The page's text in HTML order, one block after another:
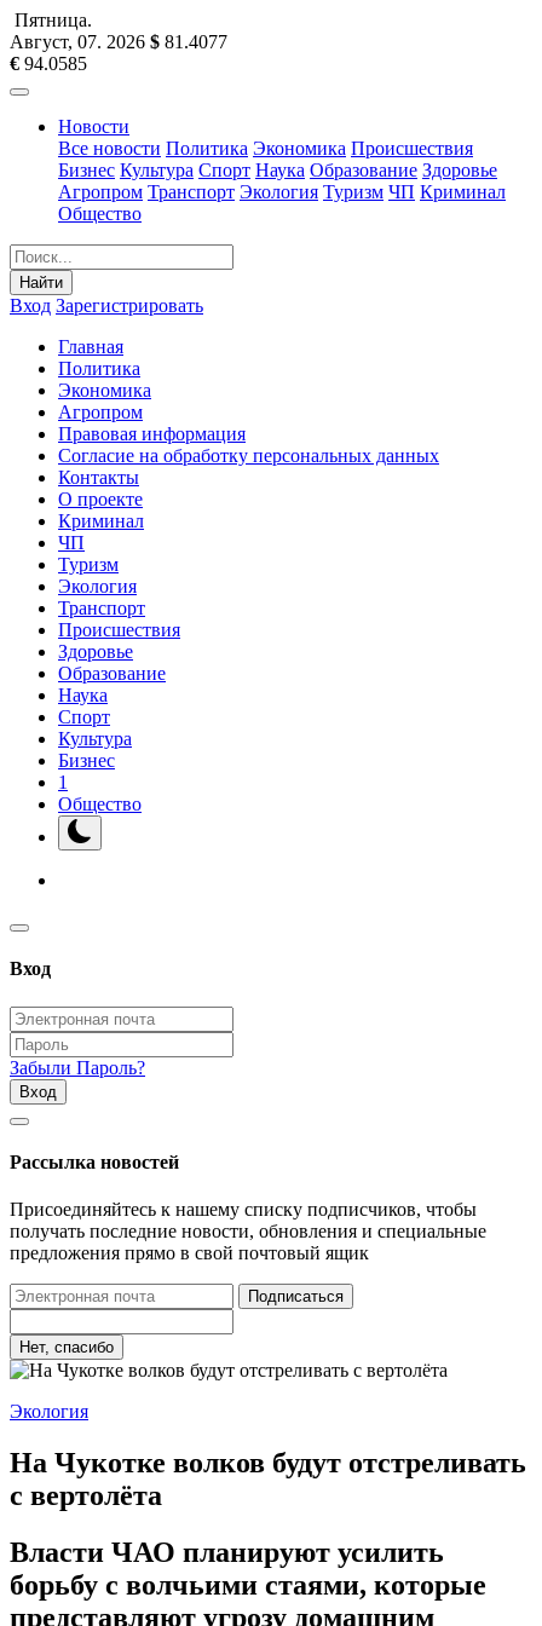
Пятница.
Август, 07. 2026 $ 81.4077
€ 94.0585
Новости
Все новости Политика Экономика Происшествия
Бизнес Культура Спорт Наука Образование Здоровье
Агропром Транспорт Экология Туризм ЧП Криминал
Общество
Найти
Вход Зарегистрировать
Главная
Политика
Экономика
Агропром
Правовая информация
Согласие на обработку персональных данных
Контакты
О проекте
Криминал
ЧП
Туризм
Экология
Транспорт
Происшествия
Здоровье
Образование
Наука
Спорт
Культура
Бизнес
1
Общество
Вход
Забыли Пароль?
Вход
Рассылка новостей
Присоединяйтесь к нашему списку подписчиков, чтобы
получать последние новости, обновления и специальные
предложения прямо в свой почтовый ящик
Подписаться
Нет, спасибо
Экология
На Чукотке волков будут отстреливать
с вертолёта
Власти ЧАО планируют усилить
борьбу с волчьими стаями, которые
представляют угрозу домашним